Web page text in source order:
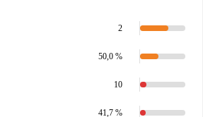
2
50,0 %
10
41,7 %